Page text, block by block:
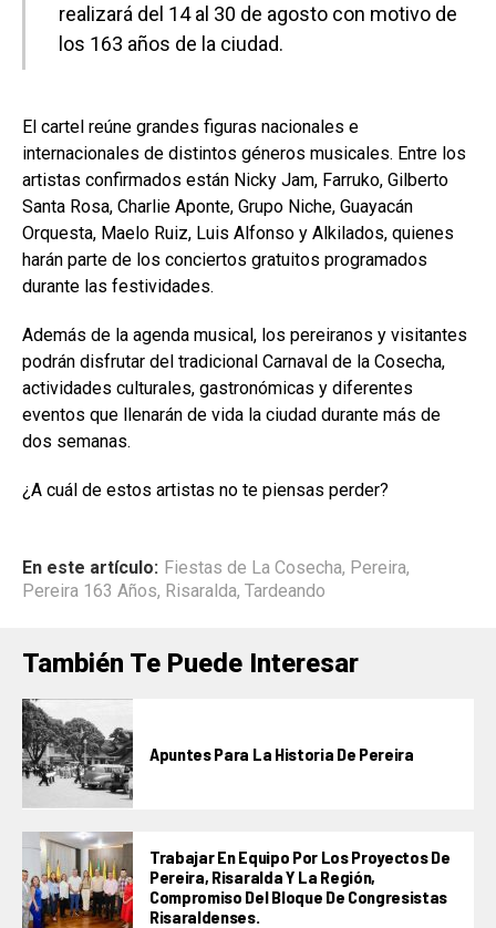
realizará del 14 al 30 de agosto con motivo de
los 163 años de la ciudad.
El cartel reúne grandes figuras nacionales e
internacionales de distintos géneros musicales. Entre los
artistas confirmados están Nicky Jam, Farruko, Gilberto
Santa Rosa, Charlie Aponte, Grupo Niche, Guayacán
Orquesta, Maelo Ruiz, Luis Alfonso y Alkilados, quienes
harán parte de los conciertos gratuitos programados
durante las festividades.
Además de la agenda musical, los pereiranos y visitantes
podrán disfrutar del tradicional Carnaval de la Cosecha,
actividades culturales, gastronómicas y diferentes
eventos que llenarán de vida la ciudad durante más de
dos semanas.
¿A cuál de estos artistas no te piensas perder?
En este artículo: Fiestas de La Cosecha, Pereira,
Pereira 163 Años, Risaralda, Tardeando
También Te Puede Interesar
Apuntes Para La Historia De Pereira
Trabajar En Equipo Por Los Proyectos De
Pereira, Risaralda Y La Región,
Compromiso Del Bloque De Congresistas
Risaraldenses.